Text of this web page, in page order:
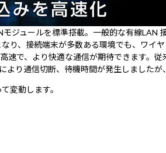
ジュールを標準搭載。一般的な有線
り、接続端末が多数ある環境でも、ワイヤ
速で、より快適な通信が期待できます。
より通信切断、待機時間が発生しました
変動します。